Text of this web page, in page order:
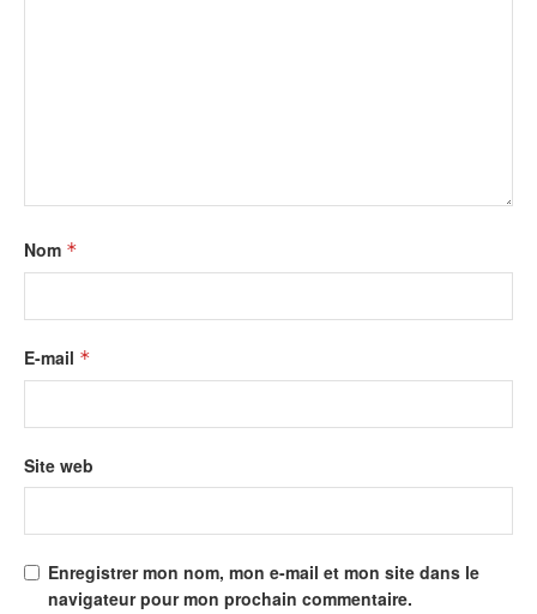
Nom *
E-mail *
Site web
Enregistrer mon nom, mon e-mail et mon site dans le
navigateur pour mon prochain commentaire.